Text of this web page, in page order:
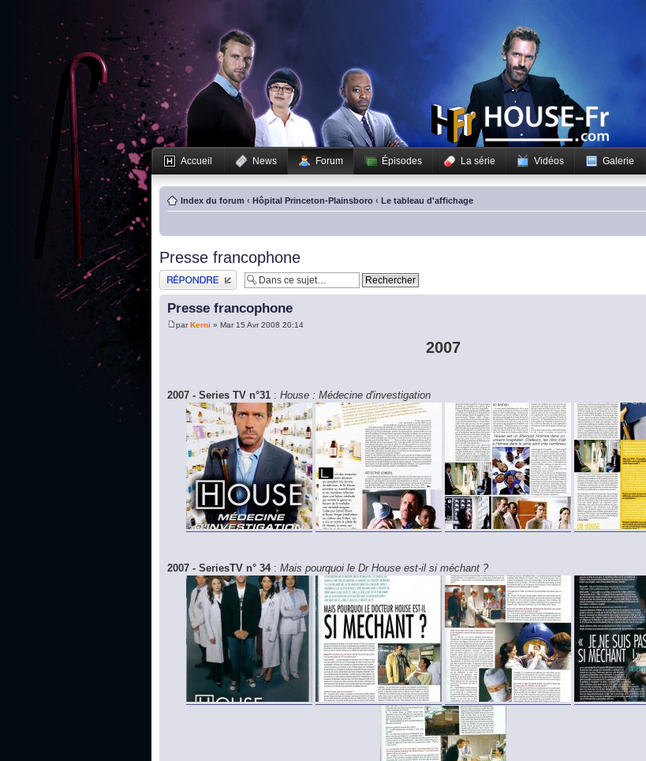
Accueil News Forum Épisodes La série Vidéos Galerie
Index du forum ‹ Hôpital Princeton-Plainsboro ‹ Le tableau d'affichage
Presse francophone
Publier une réponse
Presse francophone
parKerni » Mar 15 Avr 2008 20:14
2007
2007 - Series TV n°31 : House : Médecine d'investigation
2007 - SeriesTV n° 34: Mais pourquoi le Dr House est-il si méchant ?